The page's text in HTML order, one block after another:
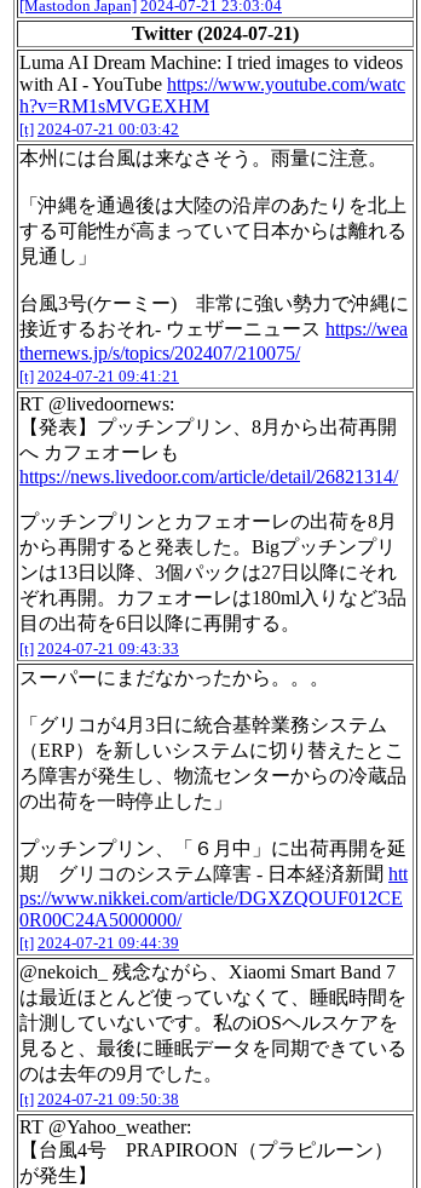
[Mastodon Japan] 2024-07-21 23:03:04
Twitter (2024-07-21)
Luma AI Dream Machine: I tried images to videos
with AI - YouTube https://www.youtube.com/watc
h?v=RM1sMVGEXHM
[t] 2024-07-21 00:03:42
本州には台風は来なさそう。雨量に注意。
「沖縄を通過後は大陸の沿岸のあたりを北上
する可能性が高まっていて日本からは離れる
見通し」
台風3号(ケーミー) 非常に強い勢力で沖縄に
接近するおそれ- ウェザーニュース https://wea
thernews.jp/s/topics/202407/210075/
[t] 2024-07-21 09:41:21
RT @livedoornews:
【発表】プッチンプリン、8月から出荷再開
へ カフェオーレも
https://news.livedoor.com/article/detail/26821314/
プッチンプリンとカフェオーレの出荷を8月
から再開すると発表した。Bigプッチンプリ
ンは13日以降、3個パックは27日以降にそれ
ぞれ再開。カフェオーレは180ml入りなど3品
目の出荷を6日以降に再開する。
[t] 2024-07-21 09:43:33
スーパーにまだなかったから。。。
「グリコが4月3日に統合基幹業務システム
（ERP）を新しいシステムに切り替えたとこ
ろ障害が発生し、物流センターからの冷蔵品
の出荷を一時停止した」
プッチンプリン、「６月中」に出荷再開を延
期 グリコのシステム障害 - 日本経済新聞 htt
ps://www.nikkei.com/article/DGXZQOUF012CE
0R00C24A5000000/
[t] 2024-07-21 09:44:39
@nekoich_ 残念ながら、Xiaomi Smart Band 7
は最近ほとんど使っていなくて、睡眠時間を
計測していないです。私のiOSヘルスケアを
見ると、最後に睡眠データを同期できている
のは去年の9月でした。
[t] 2024-07-21 09:50:38
RT @Yahoo_weather:
【台風4号 PRAPIROON（プラピルーン）
が発生】